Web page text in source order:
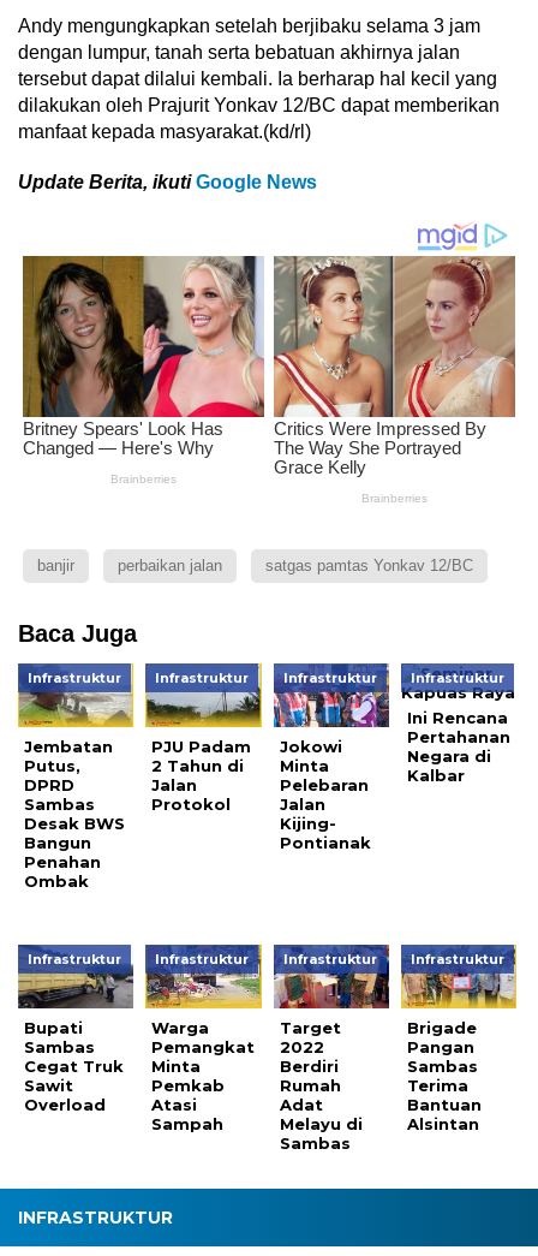
Andy mengungkapkan setelah berjibaku selama 3 jam
dengan lumpur, tanah serta bebatuan akhirnya jalan
tersebut dapat dilalui kembali. Ia berharap hal kecil yang
dilakukan oleh Prajurit Yonkav 12/BC dapat memberikan
manfaat kepada masyarakat.(kd/rl)
Update Berita, ikutiGoogle News
banjir perbaikan jalan satgas pamtas Yonkav 12/BC
Baca Juga
Infrastruktur
Jembatan
Putus,
DPRD
Sambas
Desak BWS
Bangun
Penahan
Ombak
Infrastruktur
PJU Padam
2 Tahun di
Jalan
Protokol
Infrastruktur
Jokowi
Minta
Pelebaran
Jalan
Kijing-
Pontianak
Infrastruktur
Ini Rencana
Pertahanan
Negara di
Kalbar
Infrastruktur
Bupati
Sambas
Cegat Truk
Sawit
Overload
Infrastruktur
Warga
Pemangkat
Minta
Pemkab
Atasi
Sampah
Infrastruktur
Target
2022
Berdiri
Rumah
Adat
Melayu di
Sambas
Infrastruktur
Brigade
Pangan
Sambas
Terima
Bantuan
Alsintan
INFRASTRUKTUR